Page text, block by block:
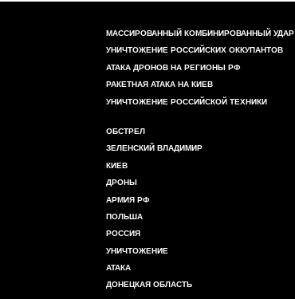
МАССИРОВАННЫЙ КОМБИНИРОВАННЫЙ УДАР
УНИЧТОЖЕНИЕ РОССИЙСКИХ ОККУПАНТОВ
АТАКА ДРОНОВ НА РЕГИОНЫ РФ
РАКЕТНАЯ АТАКА НА КИЕВ
УНИЧТОЖЕНИЕ РОССИЙСКОЙ ТЕХНИКИ
ОБСТРЕЛ
ЗЕЛЕНСКИЙ ВЛАДИМИР
КИЕВ
ДРОНЫ
АРМИЯ РФ
ПОЛЬША
РОССИЯ
УНИЧТОЖЕНИЕ
АТАКА
ДОНЕЦКАЯ ОБЛАСТЬ